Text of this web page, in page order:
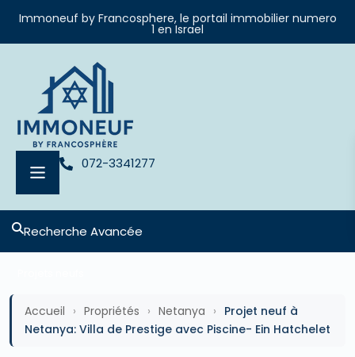
Immoneuf by Francosphere, le portail immobilier numero
1 en Israel
072-3341277
Recherche Avancée
Accueil › Propriétés › Netanya › Projet neuf à
Netanya: Villa de Prestige avec Piscine- Ein Hatchelet